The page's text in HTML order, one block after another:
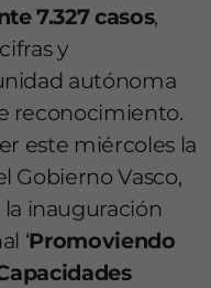
7.327 casos,
y
autónoma
reconocimiento.
este miércoles la
Gobierno Vasco,
inauguración
‘Promoviendo